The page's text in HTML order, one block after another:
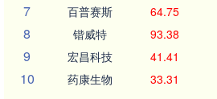
7 百普赛斯 64.75
8 锴威特 93.38
9 宏昌科技 41.41
10 药康生物 33.31